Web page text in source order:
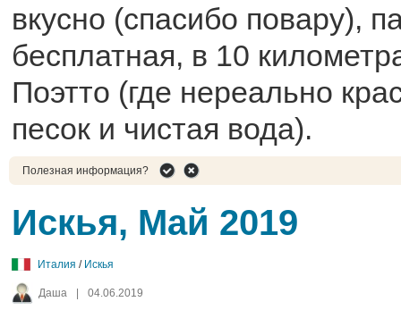
вкусно (спасибо повару),
бесплатная, в 10
Поэтто (где нереально
песок и чистая вода).
Полезная информация?
Искья, Май 2019
Италия / Искья
Даша 04.06.2019